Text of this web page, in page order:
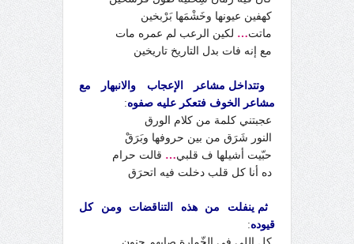
كهفين عيونها وخَشْمَها بَرْبخين
ماتت… لكين الرعب لم عمره مات
مع إنه فات بدل التاريخ تاريخين
وتتداخل مشاعر الإعجاب والانبهار مع
مشاعر الخوف فتعكر عليه صفوه:
عجبتني كلمة من كلام الورق
النور شَرَق من بين حروفها وبَرَقْ
حبّيت أشيلها ف قلبي… قالت حرام
ده أنا كل قلب دخلت فيه اتحرَق
ثم ينفلت من هذه التناقضات ومن كل
قيوده: